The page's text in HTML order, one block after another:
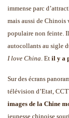
immense parc
mais aussi de Chinois
populaire non feinte.
autocollants au sigle
I love China. Et il y a
Sur des écrans
télévision d’Etat,
images de la Chine
jeunesse chinoise